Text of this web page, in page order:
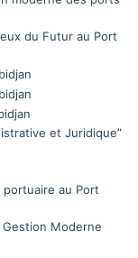
du Futur au Port
et Juridique”
au Port
Moderne